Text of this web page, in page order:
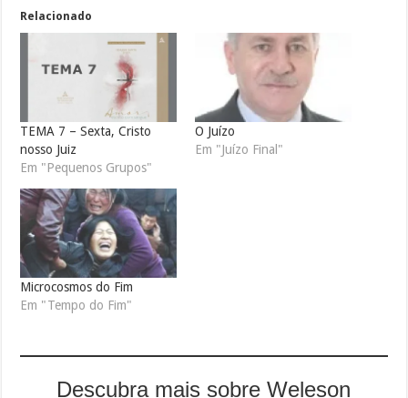
Relacionado
TEMA 7 – Sexta, Cristo
nosso Juiz
Em "Pequenos Grupos"
O Juízo
Em "Juízo Final"
Microcosmos do Fim
Em "Tempo do Fim"
Descubra mais sobre Weleson